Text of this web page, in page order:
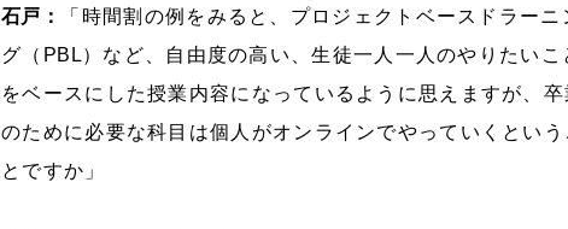
石戸：
「時間割の例をみると、プロジェクトベースドラーニ
グ（ PBL）など、自由度の高い、生徒一人一人のやりたいこ
をベースにした授業内容になっているように思えますが、
のために必要な科目は個人がオンラインでやっていくという
とですか」